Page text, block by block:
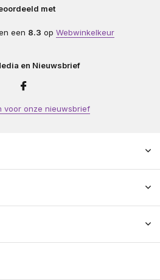
met
een 8.3 op Webwinkelkeur
en Nieuwsbrief
voor onze nieuwsbrief